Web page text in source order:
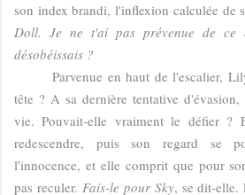
son index brandi, l'inflexion calculée de
Doll. Je ne t'ai pas prévenue de
désobéissais ?
Parvenue en haut de l'escalier,
tête ? A sa dernière tentative
vie. Pouvait-elle vraiment le défier
redescendre, puis son regard se
l'innocence, et elle comprit que pour
pas reculer. Fais-le pour Sky, se dit-elle.